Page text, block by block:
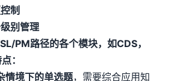
制
别管理
PM路径的各个模块，如CDS，
：
情境下的单选题，需要综合应用知